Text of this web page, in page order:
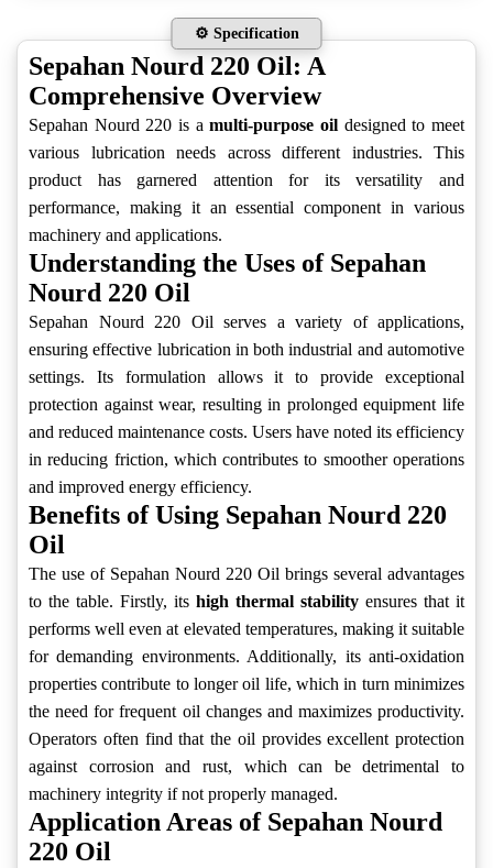
⚙️ Specification
Sepahan Nourd 220 Oil: A
Comprehensive Overview
Sepahan Nourd 220 is amulti-purpose oil designed to meet
various lubrication needs across different industries. This
product has garnered attention for its versatility and
performance, making it an essential component in various
machinery and applications.
Understanding the Uses of Sepahan
Nourd 220 Oil
Sepahan Nourd 220 Oil serves a variety of applications,
ensuring effective lubrication in both industrial and automotive
settings. Its formulation allows it to provide exceptional
protection against wear, resulting in prolonged equipment life
and reduced maintenance costs. Users have noted its efficiency
in reducing friction, which contributes to smoother operations
and improved energy efficiency.
Benefits of Using Sepahan Nourd 220
Oil
The use of Sepahan Nourd 220 Oil brings several advantages
to the table. Firstly, its high thermal stability ensures that it
performs well even at elevated temperatures, making it suitable
for demanding environments. Additionally, its anti-oxidation
properties contribute to longer oil life, which in turn minimizes
the need for frequent oil changes and maximizes productivity.
Operators often find that the oil provides excellent protection
against corrosion and rust, which can be detrimental to
machinery integrity if not properly managed.
Application Areas of Sepahan Nourd
220 Oil